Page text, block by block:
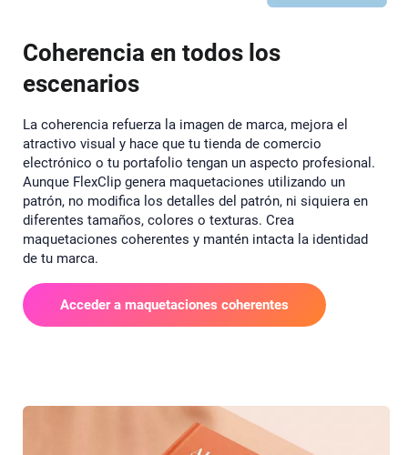
Coherencia en todos los
escenarios
La coherencia refuerza la imagen de marca, mejora el
atractivo visual y hace que tu tienda de comercio
electrónico o tu portafolio tengan un aspecto profesional.
Aunque FlexClip genera maquetaciones utilizando un
patrón, no modifica los detalles del patrón, ni siquiera en
diferentes tamaños, colores o texturas. Crea
maquetaciones coherentes y mantén intacta la identidad
de tu marca.
Acceder a maquetaciones coherentes